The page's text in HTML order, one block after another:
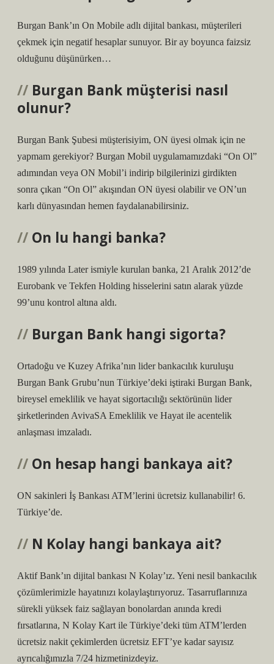
Burgan Bank’ın On Mobile adlı dijital bankası, müşterileri
çekmek için negatif hesaplar sunuyor. Bir ay boyunca faizsiz
olduğunu düşünürken…
Burgan Bank müşterisi nasıl
olunur?
Burgan Bank Şubesi müşterisiyim, ON üyesi olmak için ne
yapmam gerekiyor? Burgan Mobil uygulamamızdaki “On Ol”
adımından veya ON Mobil’i indirip bilgilerinizi girdikten
sonra çıkan “On Ol” akışından ON üyesi olabilir ve ON’un
karlı dünyasından hemen faydalanabilirsiniz.
On lu hangi banka?
1989 yılında Later ismiyle kurulan banka, 21 Aralık 2012’de
Eurobank ve Tekfen Holding hisselerini satın alarak yüzde
99’unu kontrol altına aldı.
Burgan Bank hangi sigorta?
Ortadoğu ve Kuzey Afrika’nın lider bankacılık kuruluşu
Burgan Bank Grubu’nun Türkiye’deki iştiraki Burgan Bank,
bireysel emeklilik ve hayat sigortacılığı sektörünün lider
şirketlerinden AvivaSA Emeklilik ve Hayat ile acentelik
anlaşması imzaladı.
On hesap hangi bankaya ait?
ON sakinleri İş Bankası ATM’lerini ücretsiz kullanabilir! 6.
Türkiye’de.
N Kolay hangi bankaya ait?
Aktif Bank’ın dijital bankası N Kolay’ız. Yeni nesil bankacılık
çözümlerimizle hayatınızı kolaylaştırıyoruz. Tasarruflarınıza
sürekli yüksek faiz sağlayan bonolardan anında kredi
fırsatlarına, N Kolay Kart ile Türkiye’deki tüm ATM’lerden
ücretsiz nakit çekimlerden ücretsiz EFT’ye kadar sayısız
ayrıcalığımızla 7/24 hizmetinizdeyiz.